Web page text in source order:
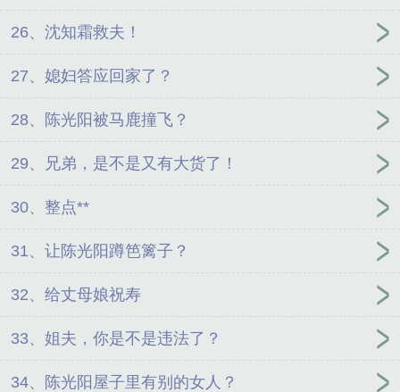
26、沈知霜救夫！
27、媳妇答应回家了？
28、陈光阳被马鹿撞飞？
29、兄弟，是不是又有大货了！
30、整点**
31、让陈光阳蹲笆篱子？
32、给丈母娘祝寿
33、姐夫，你是不是违法了？
34、陈光阳屋子里有别的女人？